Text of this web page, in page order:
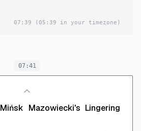
07:39 (05:39 in your timezone)
07:41
Mińsk Mazowiecki's Lingering